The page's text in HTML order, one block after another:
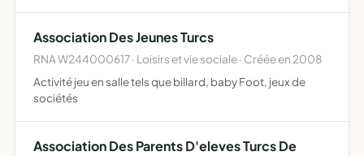
consommation,…
Association Des Jeunes Turcs
RNA W244000617 · Loisirs et vie sociale · Créée en 2008
Activité jeu en salle tels que billard, baby Foot, jeux de
sociétés
Association Des Parents D'eleves Turcs De